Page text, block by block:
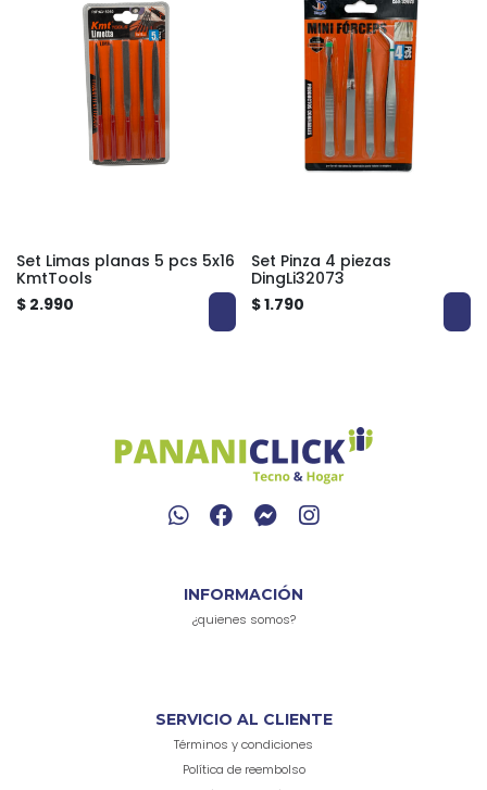
Set Limas planas 5 pcs 5x16
KmtTools
$ 2.990
Set Pinza 4 piezas
DingLi32073
$ 1.790
INFORMACIÓN
¿quienes somos?
SERVICIO AL CLIENTE
Términos y condiciones
Política de reembolso